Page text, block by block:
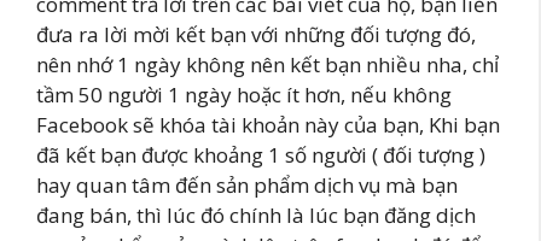
đưa ra lời mời kết bạn với những đối tượng đó,
nên nhớ 1 ngày không nên kết bạn nhiều nha, chỉ
tầm 50 người 1 ngày hoặc ít hơn, nếu không
Facebook sẽ khóa tài khoản này của bạn, Khi bạn
đã kết bạn được khoảng 1 số người ( đối tượng )
hay quan tâm đến sản phẩm dịch vụ mà bạn
đang bán, thì lúc đó chính là lúc bạn đăng dịch